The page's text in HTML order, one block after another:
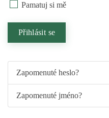
Pamatuj si mě
Přihlásit se
Zapomenuté heslo?
Zapomenuté jméno?